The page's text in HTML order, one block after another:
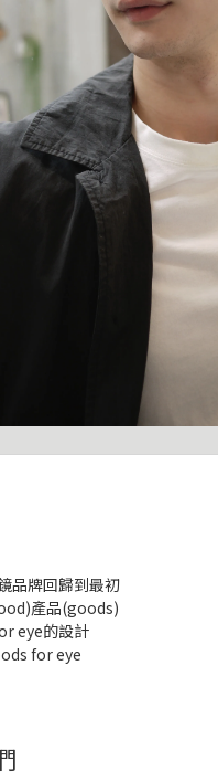
品牌回歸到最初
產品(goods)
eye的設計
for eye